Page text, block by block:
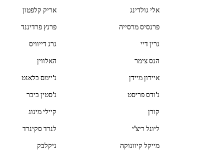
אלי גולדינג אריק קלפטון
פרנסיס מרסייה פרנץ פרדיננד
גרין דיי גרג דייוויס
הנס צימר האלווין
איירון מיידן ג'יימס בלאנט
ג'ודס פריסט ג'סטין ביבר
קורן קיילי מינוג
ליונל ריצ'י לנרד סקינרד
מייקל קיוונוקה ניקלבק